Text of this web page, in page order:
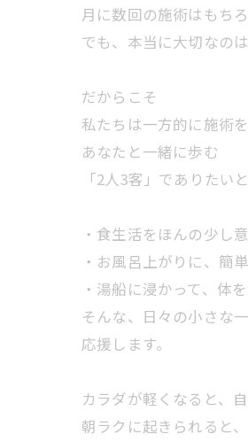
月に数回の施術はもち
でも、本当に大切なの
だからこそ
私たちは一方的に施術
あなたと一緒に歩む
「2人3客」でありたい
・食生活をほんの少し
・お風呂上がりに、簡
・湯船に浸かって、体
そんな、日々の小さな
応援します。
カラダが軽くなると、
朝ラクに起きられると